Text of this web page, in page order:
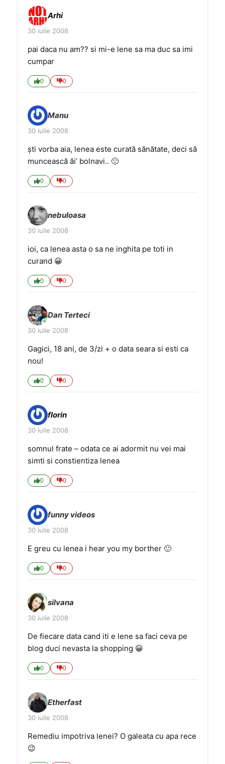
Arhi
30 iulie 2008
pai daca nu am?? si mi-e lene sa ma duc sa imi
cumpar
0 0
Manu
30 iulie 2008
şti vorba aia, lenea este curată sănătate, deci să
muncească ăi’ bolnavi.. 🙂
0 0
nebuloasa
30 iulie 2008
ioi, ca lenea asta o sa ne inghita pe toti in
curand 😀
0 0
Dan Terteci
30 iulie 2008
Gagici, 18 ani, de 3/zi + o data seara si esti ca
nou!
0 0
florin
30 iulie 2008
somnul frate – odata ce ai adormit nu vei mai
simti si constientiza lenea
0 0
funny videos
30 iulie 2008
E greu cu lenea i hear you my borther 🙂
0 0
silvana
30 iulie 2008
De fiecare data cand iti e lene sa faci ceva pe
blog duci nevasta la shopping 😀
0 0
Etherfast
30 iulie 2008
Remediu impotriva lenei? O galeata cu apa rece
😉